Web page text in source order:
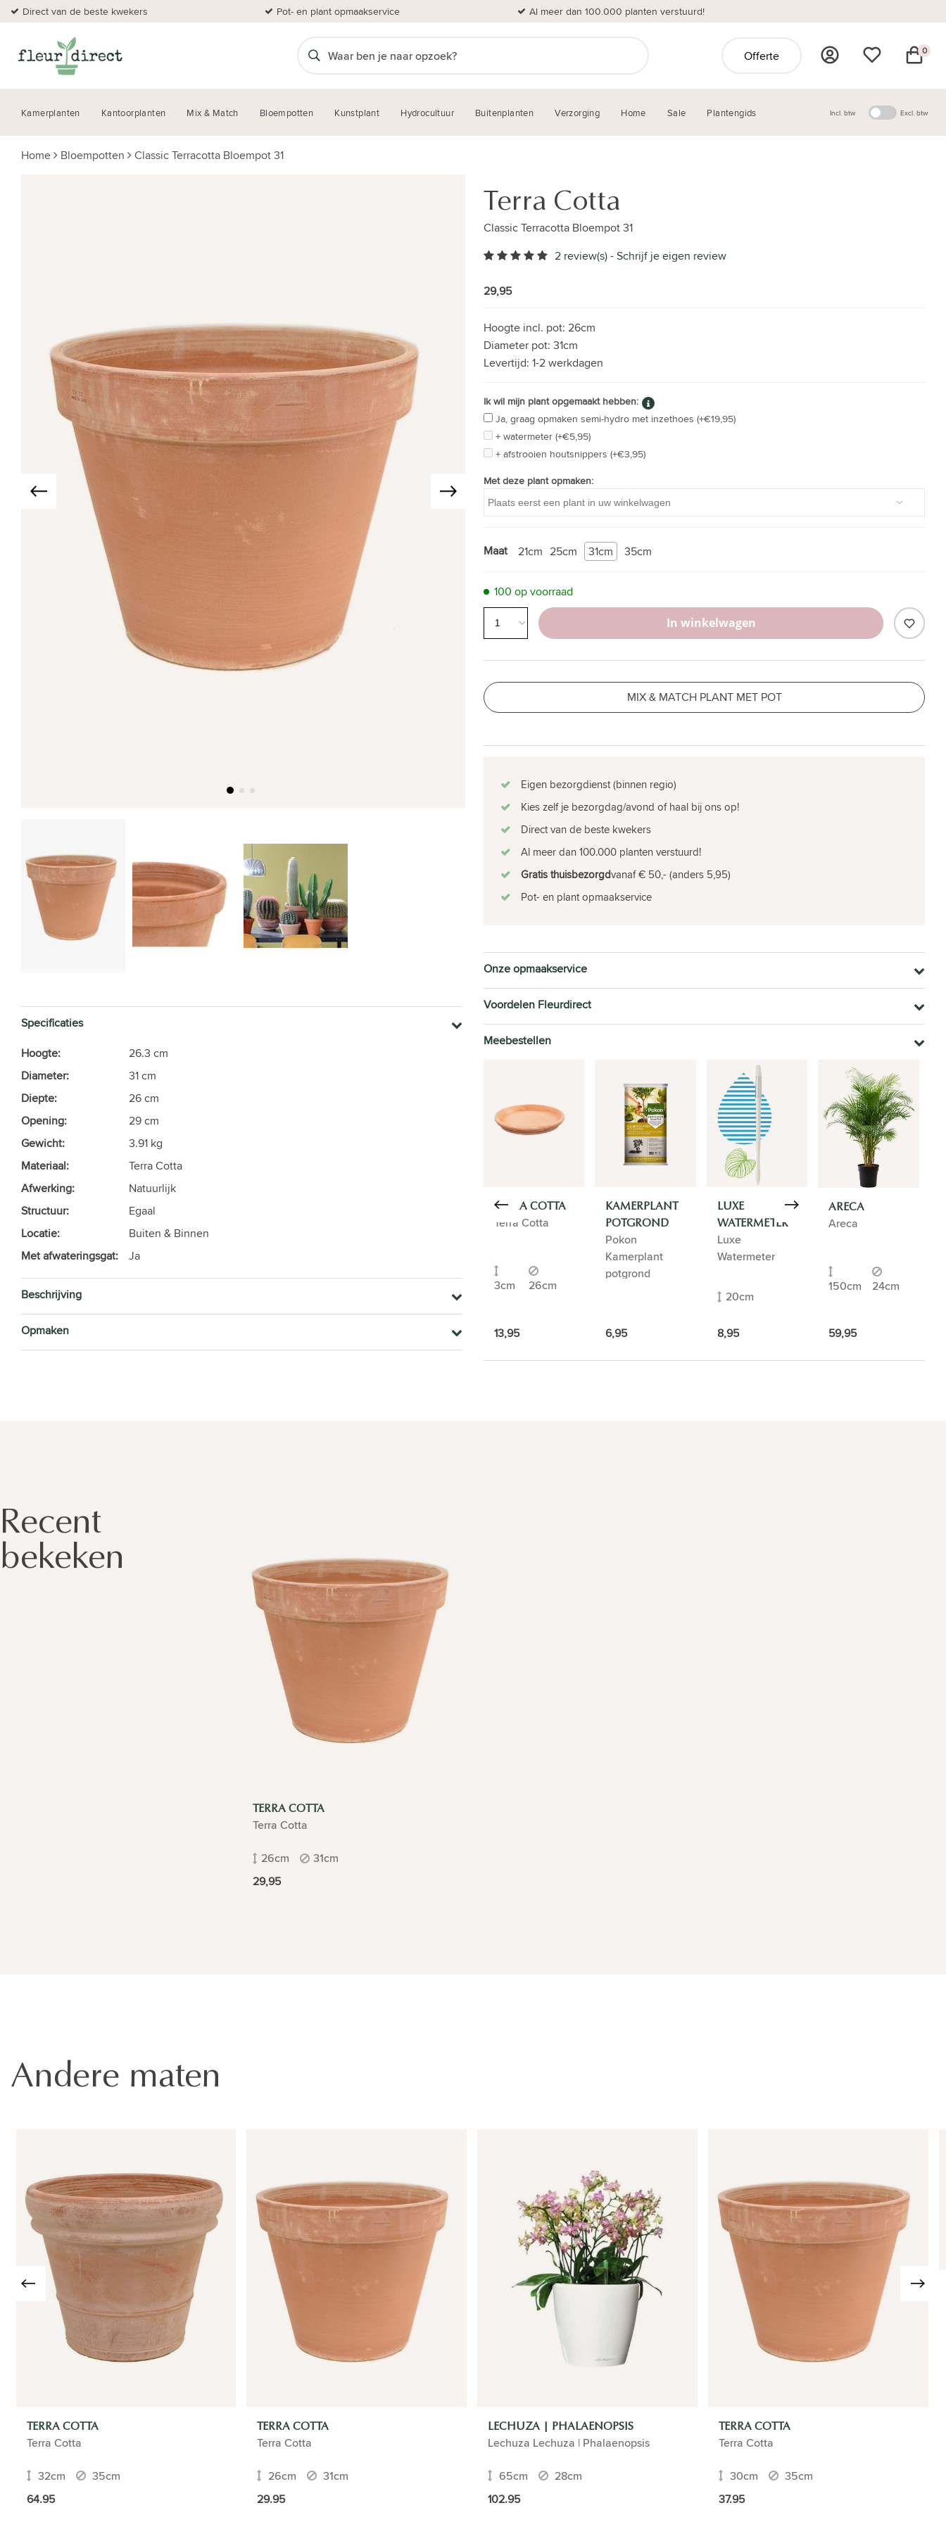
Direct van de beste kwekers Pot- en plant opmaakservice Al meer dan 100.000 planten verstuurd!
Offerte 0
Kamerplanten Kantoorplanten Mix & Match Bloempotten Kunstplant Hydrocultuur Buitenplanten Verzorging Home Sale Plantengids Incl. btw Excl. btw
Home Bloempotten Classic Terracotta Bloempot 31
Specificaties
Hoogte:
26.3 cm
Diameter:
31 cm
Diepte:
26 cm
Opening:
29 cm
Gewicht:
3.91 kg
Materiaal:
Terra Cotta
Afwerking:
Natuurlijk
Structuur:
Egaal
Locatie:
Buiten & Binnen
Met afwateringsgat:
Ja
Beschrijving
Opmaken
Terra Cotta
Classic Terracotta Bloempot 31
2 review(s)-Schrijf je eigen review
29,95
Hoogte incl. pot: 26cm
Diameter pot: 31cm
Levertijd: 1-2 werkdagen
Ik wil mijn plant opgemaakt hebben:
Ja, graag opmaken semi-hydro met inzethoes (+€19,95)
+ watermeter (+€5,95)
+ afstrooien houtsnippers (+€3,95)
Met deze plant opmaken:
Maat 25cm 31cm 35cm
21cm
100 op voorraad
In winkelwagen
MIX & MATCH PLANT MET POT
Eigen bezorgdienst (binnen regio)
Kies zelf je bezorgdag/avond of haal bij ons op!
Direct van de beste kwekers
Al meer dan 100.000 planten verstuurd!
Gratis thuisbezorgdvanaf € 50,- (anders 5,95)
Pot- en plant opmaakservice
Onze opmaakservice
Voordelen Fleurdirect
Meebestellen
TERRA COTTA
Terra Cotta
3cm 26cm
13,95
KAMERPLANT
POTGROND
Pokon
Kamerplant
potgrond
6,95
LUXE
WATERMETER
Luxe
Watermeter
20cm
8,95
ARECA
Areca
150cm 24cm
59,95
Recent
bekeken
TERRA COTTA
Terra Cotta
26cm
31cm
29,95
Andere maten
TERRA COTTA
Terra Cotta
32cm
35cm
64.95
TERRA COTTA
Terra Cotta
26cm
31cm
29.95
LECHUZA | PHALAENOPSIS
Lechuza Lechuza | Phalaenopsis
65cm
28cm
102.95
TERRA COTTA
Terra Cotta
30cm
35cm
37.95